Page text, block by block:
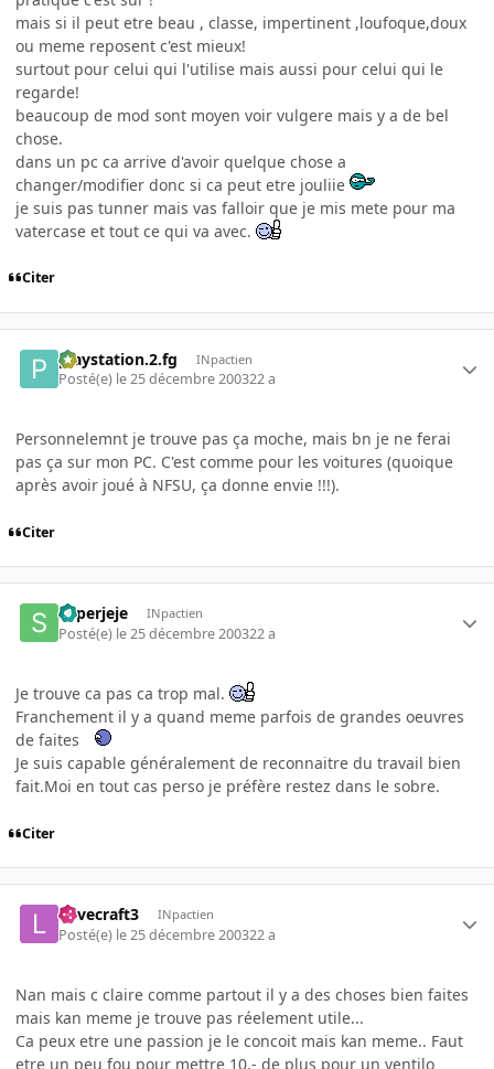
mais si il peut etre beau , classe, impertinent ,loufoque,doux
ou meme reposent c'est mieux!
surtout pour celui qui l'utilise mais aussi pour celui qui le
regarde!
beaucoup de mod sont moyen voir vulgere mais y a de bel
chose.
dans un pc ca arrive d'avoir quelque chose a
changer/modifier donc si ca peut etre jouliie
je suis pas tunner mais vas falloir que je mis mete pour ma
vatercase et tout ce qui va avec.
Citer
playstation.2.fg INpactien
Posté(e) le 25 décembre 200322 a
Personnelemnt je trouve pas ça moche, mais bn je ne ferai
pas ça sur mon PC. C'est comme pour les voitures (quoique
après avoir joué à NFSU, ça donne envie !!!).
Citer
superjeje INpactien
Posté(e) le 25 décembre 200322 a
Je trouve ca pas ca trop mal.
Franchement il y a quand meme parfois de grandes oeuvres
de faites
Je suis capable généralement de reconnaitre du travail bien
fait.Moi en tout cas perso je préfère restez dans le sobre.
Citer
Lovecraft3 INpactien
Posté(e) le 25 décembre 200322 a
Nan mais c claire comme partout il y a des choses bien faites
mais kan meme je trouve pas réelement utile...
Ca peux etre une passion je le concoit mais kan meme.. Faut
etre un peu fou pour mettre 10.- de plus pour un ventilo